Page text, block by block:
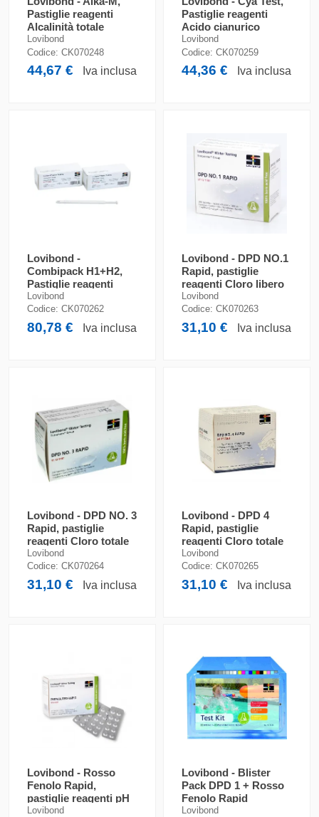
Pastiglie reagenti
Alcalinità totale
Lovibond
Codice:CK070248
44,67 € Iva inclusa
Pastiglie reagenti
Acido cianurico
Lovibond
Codice:CK070259
44,36 € Iva inclusa
Lovibond -
Combipack H1+H2,
Pastiglie reagenti
Durezza
Lovibond
Codice:CK070262
80,78 € Iva inclusa
Lovibond - DPD NO.1
Rapid, pastiglie
reagenti Cloro libero
Lovibond
Codice:CK070263
31,10 € Iva inclusa
Lovibond - DPD NO. 3
Rapid, pastiglie
reagenti Cloro totale
Lovibond
Codice:CK070264
31,10 € Iva inclusa
Lovibond - DPD 4
Rapid, pastiglie
reagenti Cloro totale
(CL/H2O)
Lovibond
Codice:CK070265
31,10 € Iva inclusa
Lovibond - Rosso
Fenolo Rapid,
pastiglie reagenti pH
Lovibond
Lovibond - Blister
Pack DPD 1 + Rosso
Fenolo Rapid
Lovibond